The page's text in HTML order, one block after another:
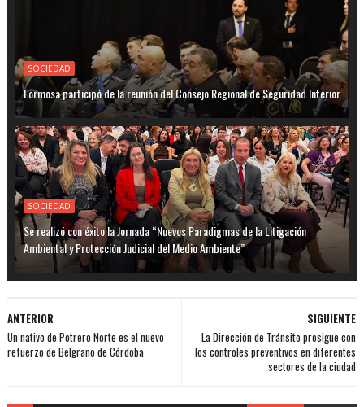
SOCIEDAD
Formosa participó de la reunión del Consejo Regional de Seguridad Interior
SOCIEDAD
Se realizó con éxito la Jornada “Nuevos Paradigmas de la Litigación
Ambiental y Protección Judicial del Medio Ambiente”
SIGUIENTE
La Dirección de Tránsito prosigue con
los controles preventivos en diferentes
sectores de la ciudad
ANTERIOR
Un nativo de Potrero Norte es el nuevo
refuerzo de Belgrano de Córdoba